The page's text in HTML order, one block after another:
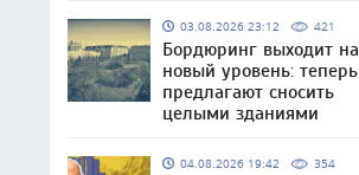
03.08.2026 23:12 421
Бордюринг выходит на
новый уровень: теперь
предлагают сносить
целыми зданиями
04.08.2026 19:42 354